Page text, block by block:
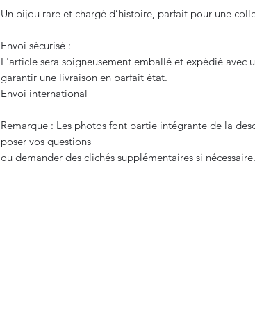
Un bijou rare et chargé d’histoire, parfait pour une
Envoi sécurisé :
L'article sera soigneusement emballé et expédié avec
garantir une livraison en parfait état.
Envoi international
Remarque : Les photos font partie intégrante de la
poser vos questions
ou demander des clichés supplémentaires si nécessaire.